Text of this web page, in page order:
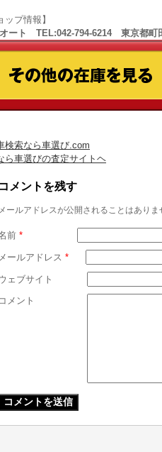
ップ情報】
ート TEL:042-794-6214 東京都町
検索なら車選び.com
ら車選びの査定サイトヘ
コメントを残す
メールアドレスが公開されることはありま
前 *
メールアドレス *
ェブサイト
コメント